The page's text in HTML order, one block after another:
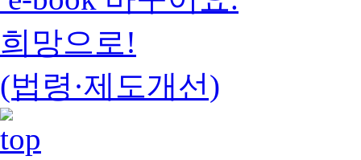
희망으로!
(법령·제도개선)